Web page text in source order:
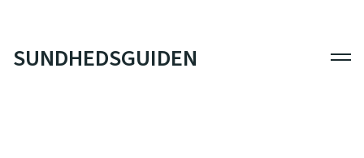
SUNDHEDSGUIDEN